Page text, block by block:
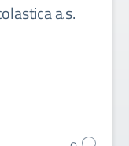
a.s.